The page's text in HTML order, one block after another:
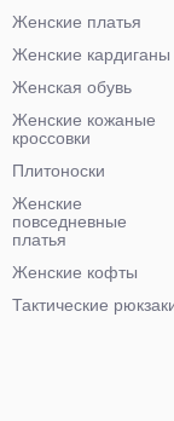
Женские платья
Женские кардиганы
Женская обувь
Женские кожаные
кроссовки
Плитоноски
Женские
повседневные
платья
Женские кофты
Тактические